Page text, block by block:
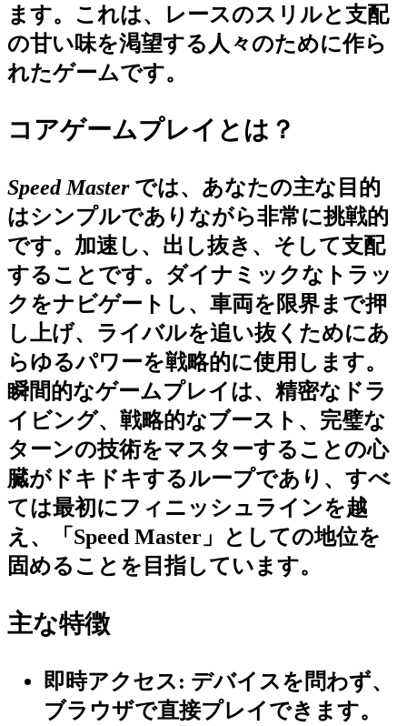
ます。これは、レースのスリルと支配
の甘い味を渇望する人々のために作ら
れたゲームです。
コアゲームプレイとは？
Speed Masterでは、あなたの主な目的
はシンプルでありながら非常に挑戦的
です。加速し、出し抜き、そして支配
することです。ダイナミックなトラッ
クをナビゲートし、車両を限界まで押
し上げ、ライバルを追い抜くためにあ
らゆるパワーを戦略的に使用します。
瞬間的なゲームプレイは、精密なドラ
イビング、戦略的なブースト、完璧な
ターンの技術をマスターすることの心
臓がドキドキするループであり、すべ
ては最初にフィニッシュラインを越
え、「Speed Master」としての地位を
固めることを目指しています。
主な特徴
即時アクセス: デバイスを問わず、
ブラウザで直接プレイできます。